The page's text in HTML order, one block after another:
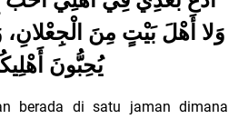
وَلا أَهْلَ بَيْتٍ مِنَ الْجِعْلانِ،
يُحِبُّونَ
berada di satu jaman dimana